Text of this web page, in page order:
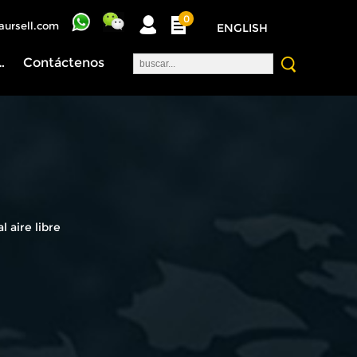
0
ENGLISH
Contáctenos
aire libre